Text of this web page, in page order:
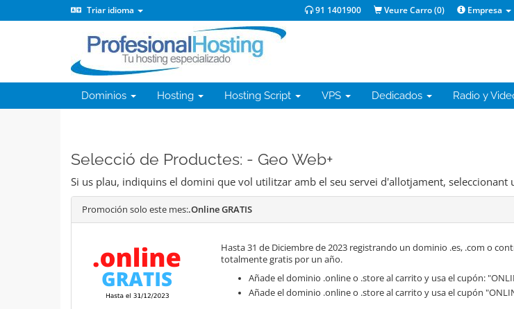
Triar idioma 91 1401900 Veure Carro (0) Empresa
Dominios Hosting Hosting Script VPS Dedicados Radio y
Selecció de Productes: - Geo Web+
Si us plau, indiquins el domini que vol utilitzar amb el seu servei d'allotjament, seleccionant
Promoción solo este mes:.Online GRATIS
Hasta 31 de Diciembre de 2023 registrando un dominio .es, .com o
totalmente gratis por un año.
Añade el dominio .online o .store al carrito y usa el cupón:
Añade el dominio .online o .store al carrito y usa el cupón